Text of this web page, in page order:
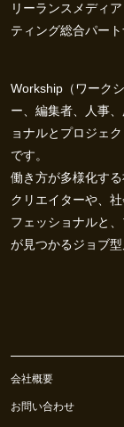
リーランスメディ
ティング総合パー
Workship（ワーク
ー、編集者、人事
ョナルとプロジェ
です。
働き方が多様化す
クリエイターや、
フェッショナルと
が見つかるジョブ型
会社概要
お問い合わせ